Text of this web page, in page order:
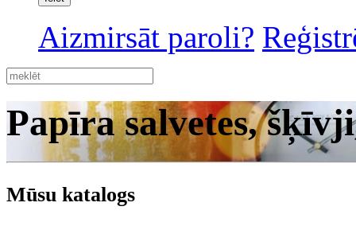
Aizmirsāt paroli?
Papīra salvetes,
Mūsu katalogs